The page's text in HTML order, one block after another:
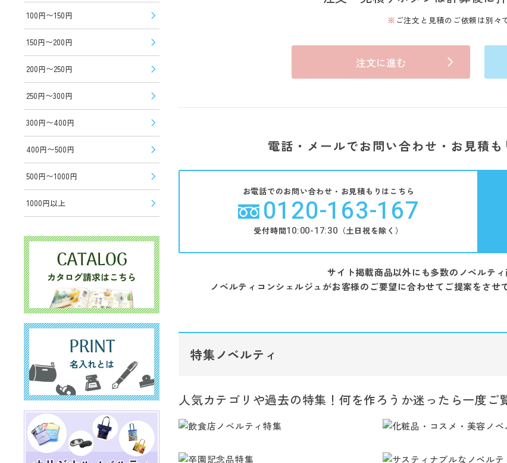
100円〜150円
150円〜200円
200円〜250円
250円〜300円
300円〜400円
400円〜500円
500円〜1000円
1000円以上
ご注文と見積のご依頼は別々
注文に進む
電話・メールでお問い合わせ・お見積も
お電話でのお問い合わせ・お見積もりはこちら
0120-163-167
受付時間10:00-17:30 （土日祝を除く）
サイト掲載商品以外にも多数のノベルティ
ノベルティコンシェルジュがお客様のご要望に合わせてご提案をさせ
特集ノベルティ
人気カテゴリや過去の特集！何を作ろうか迷ったら一度ご